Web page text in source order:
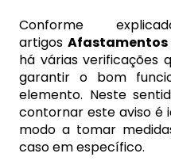
Conforme
artigos
há várias verificações
garantir o bom
elemento. Neste
contornar este aviso é
modo a tomar
caso em específico.